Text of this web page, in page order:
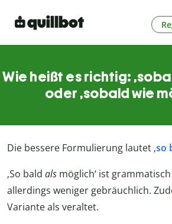
Wie heißt es richtig:
oder ‚sobald wie
Die bessere Formulierung lautet ‚so
‚So bald als möglich‘ ist
allerdings weniger gebräuchlich.
Variante als veraltet.